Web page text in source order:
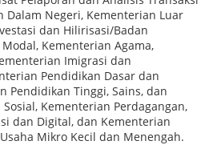
Dalam Negeri, Kementerian Luar
dan Hilirisasi/Badan
Kementerian Agama,
Imigrasi dan
Pendidikan Dasar dan
Pendidikan Tinggi, Sains, dan
Kementerian Perdagangan,
dan Digital, dan Kementerian
Mikro Kecil dan Menengah.